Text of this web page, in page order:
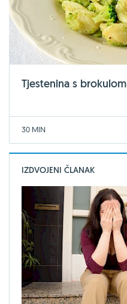
Tjestenina s brokulom
30 MIN
IZDVOJENI ČLANAK